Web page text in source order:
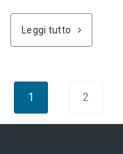
Leggi tutto
1 2